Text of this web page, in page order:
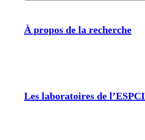
À propos de la recherche
Les laboratoires de l’ESPCI